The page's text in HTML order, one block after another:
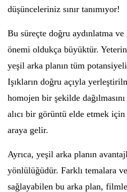
düşünceleriniz sınır tanımıyor!
Bu süreçte doğru aydınlatma
önemi oldukça büyüktür.
yeşil arka planın tüm
Işıkların doğru açıyla
homojen bir şekilde
alıcı bir görüntü elde etmek
araya gelir.
Ayrıca, yeşil arka planın
yönlülüğüdür. Farklı temalara
sağlayabilen bu arka plan,